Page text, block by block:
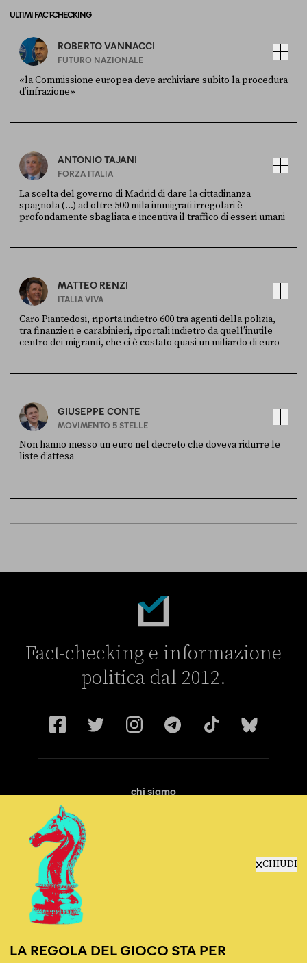
CHIUDI
LA REGOLA DEL GIOCO STA PER
ULTIMI FACT-CHECKING
ROBERTO VANNACCI
FUTURO NAZIONALE
«la Commissione europea deve archiviare subito la procedura
d’infrazione»
ANTONIO TAJANI
FORZA ITALIA
La scelta del governo di Madrid di dare la cittadinanza
spagnola (...) ad oltre 500 mila immigrati irregolari è
profondamente sbagliata e incentiva il traffico di esseri umani
MATTEO RENZI
ITALIA VIVA
Caro Piantedosi, riporta indietro 600 tra agenti della polizia,
tra finanzieri e carabinieri, riportali indietro da quell’inutile
centro dei migranti, che ci è costato quasi un miliardo di euro
GIUSEPPE CONTE
MOVIMENTO 5 STELLE
Non hanno messo un euro nel decreto che doveva ridurre le
liste d’attesa
Fact-checking e informazione
politica dal 2012.
chi siamo